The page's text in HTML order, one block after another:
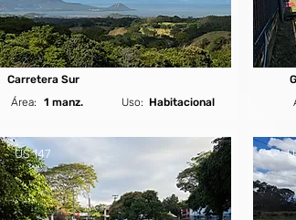
Carretera Sur
Área:
1 manz. Habitacional
Uso:
U$ 147